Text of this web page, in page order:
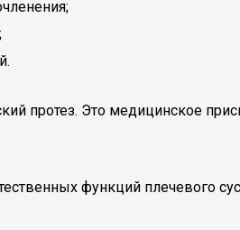
протез. Это медицинское
функций плечевого